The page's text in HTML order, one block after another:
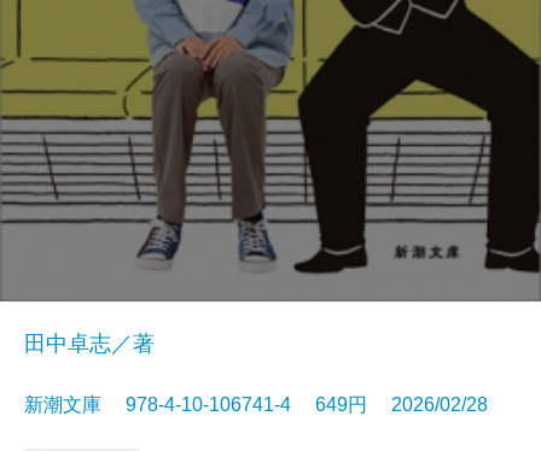
田中卓志／著
新潮文庫 978-4-10-106741-4 649円 2026/02/28